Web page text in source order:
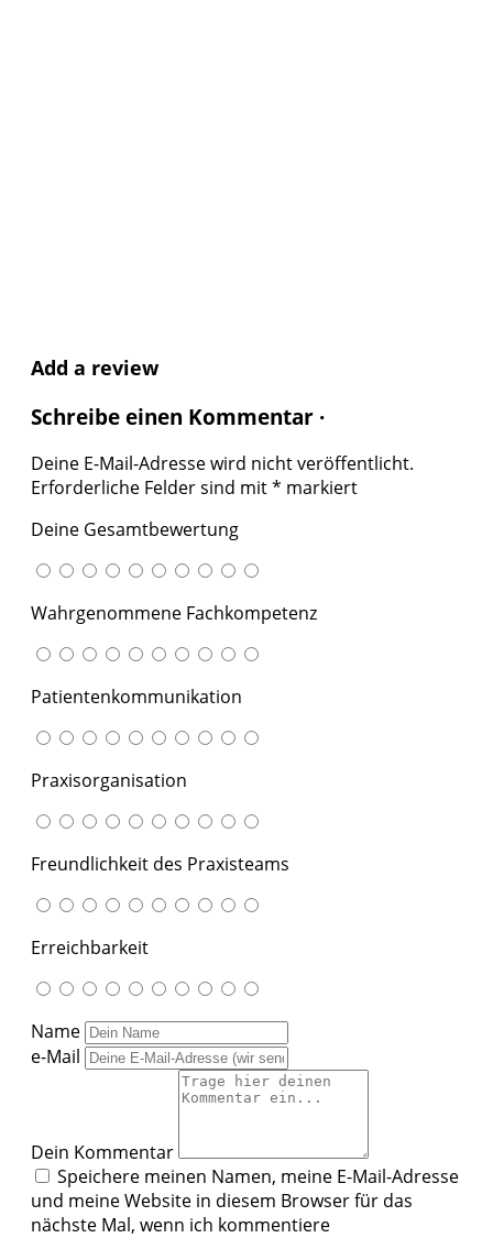
Add a review
Schreibe einen Kommentar ·
Deine E-Mail-Adresse wird nicht veröffentlicht.
Erforderliche Felder sind mit* markiert
Deine Gesamtbewertung
Wahrgenommene Fachkompetenz
Patientenkommunikation
Praxisorganisation
Freundlichkeit des Praxisteams
Erreichbarkeit
Name
e-Mail
Dein Kommentar
Speichere meinen Namen, meine E-Mail-Adresse
und meine Website in diesem Browser für das
nächste Mal, wenn ich kommentiere